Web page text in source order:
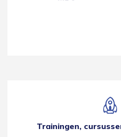
Trainingen,